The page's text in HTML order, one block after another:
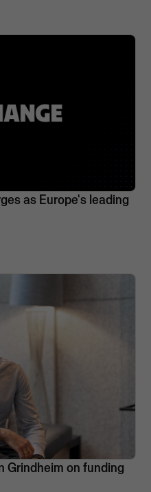
as Europe's leading
Grindheim on funding